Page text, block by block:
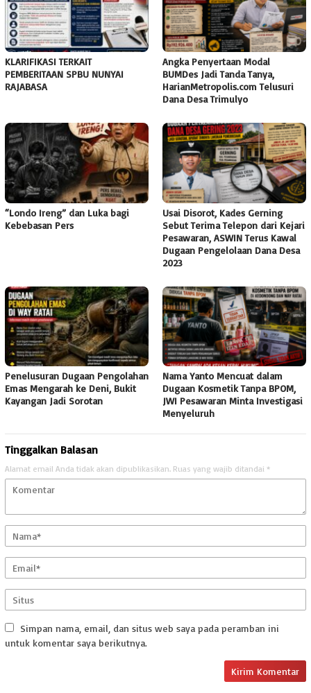
KLARIFIKASI TERKAIT
PEMBERITAAN SPBU NUNYAI
RAJABASA
Angka Penyertaan Modal
BUMDes Jadi Tanda Tanya,
HarianMetropolis.com Telusuri
Dana Desa Trimulyo
“Londo Ireng” dan Luka bagi
Kebebasan Pers
Usai Disorot, Kades Gerning
Sebut Terima Telepon dari Kejari
Pesawaran, ASWIN Terus Kawal
Dugaan Pengelolaan Dana Desa
2023
Penelusuran Dugaan Pengolahan
Emas Mengarah ke Deni, Bukit
Kayangan Jadi Sorotan
Nama Yanto Mencuat dalam
Dugaan Kosmetik Tanpa BPOM,
JWI Pesawaran Minta Investigasi
Menyeluruh
Tinggalkan Balasan
Alamat email Anda tidak akan dipublikasikan. Ruas yang wajib ditandai *
Simpan nama, email, dan situs web saya pada peramban ini
untuk komentar saya berikutnya.